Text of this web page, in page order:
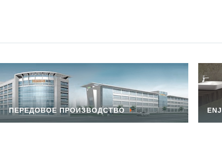
ПЕРЕДОВОЕ ПРОИЗВОДСТВО